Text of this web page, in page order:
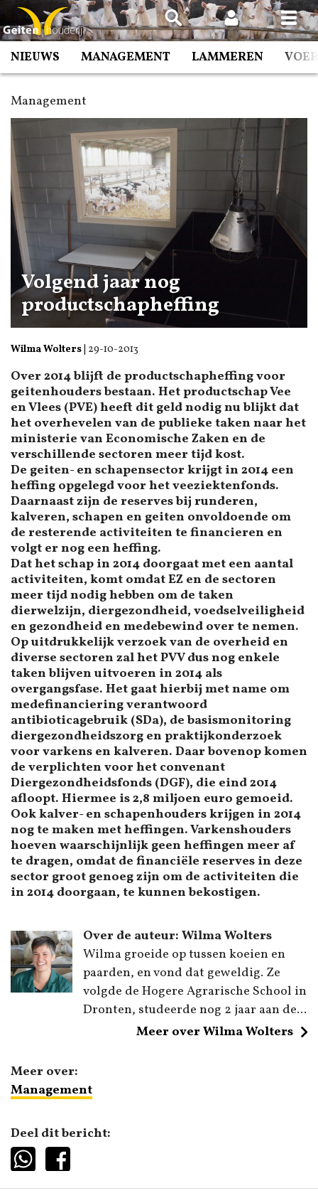
Spring
naar
inhoud
NIEUWS MANAGEMENT LAMMEREN
Management
Volgend jaar nog
productschapheffing
Wilma Wolters 29-10-2013
Over 2014 blijft de productschapheffing voor
geitenhouders bestaan. Het productschap Vee
en Vlees (PVE) heeft dit geld nodig nu blijkt dat
het overhevelen van de publieke taken naar het
ministerie van Economische Zaken en de
verschillende sectoren meer tijd kost.
De geiten- en schapensector krijgt in 2014 een
heffing opgelegd voor het veeziektenfonds.
Daarnaast zijn de reserves bij runderen,
kalveren, schapen en geiten onvoldoende om
de resterende activiteiten te financieren en
volgt er nog een heffing.
Dat het schap in 2014 doorgaat met een aantal
activiteiten, komt omdat EZ en de sectoren
meer tijd nodig hebben om de taken
dierwelzijn, diergezondheid, voedselveiligheid
en gezondheid en medebewind over te nemen.
Op uitdrukkelijk verzoek van de overheid en
diverse sectoren zal het PVV dus nog enkele
taken blijven uitvoeren in 2014 als
overgangsfase. Het gaat hierbij met name om
medefinanciering verantwoord
antibioticagebruik (SDa), de basismonitoring
diergezondheidszorg en praktijkonderzoek
voor varkens en kalveren. Daar bovenop komen
de verplichten voor het convenant
Diergezondheidsfonds (DGF), die eind 2014
afloopt. Hiermee is 2,8 miljoen euro gemoeid.
Ook kalver- en schapenhouders krijgen in 2014
nog te maken met heffingen. Varkenshouders
hoeven waarschijnlijk geen heffingen meer af
te dragen, omdat de financiële reserves in deze
sector groot genoeg zijn om de activiteiten die
in 2014 doorgaan, te kunnen bekostigen.
Over de auteur: Wilma Wolters
Wilma groeide op tussen koeien en
paarden, en vond dat geweldig. Ze
volgde de Hogere Agrarische School in
Dronten, studeerde nog 2 jaar aan de...
Meer over Wilma Wolters
Meer over:
Management
Deel dit bericht: